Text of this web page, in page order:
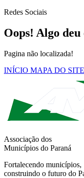
Redes Sociais
Oops! Algo
Pagina não localizada!
INÍCIO MAPA DO SITE
Associação dos
Municípios do Paraná
Fortalecendo municípios,
construindo o futuro do